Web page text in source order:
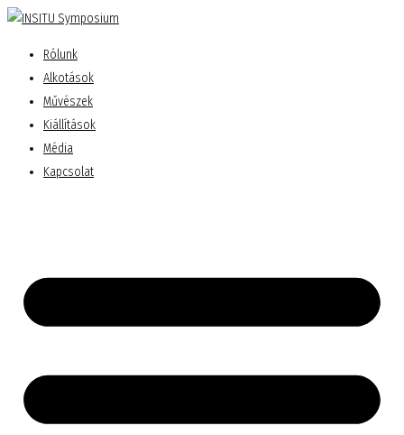
Rólunk
Alkotások
Művészek
Kiállítások
Média
Kapcsolat